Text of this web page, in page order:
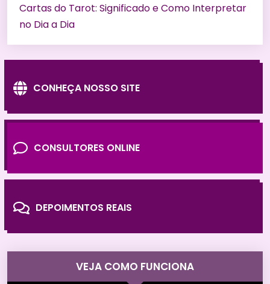
Cartas do Tarot: Significado e Como Interpretar
no Dia a Dia
CONHEÇA NOSSO SITE
CONSULTORES ONLINE
DEPOIMENTOS REAIS
VEJA COMO FUNCIONA